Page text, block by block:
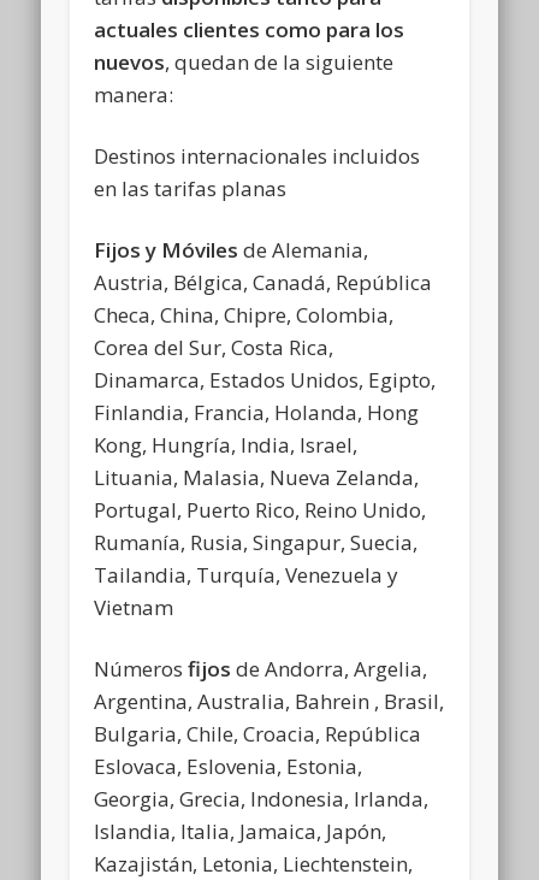
actuales clientes como para los
nuevos, quedan de la siguiente
manera:
Destinos internacionales incluidos
en las tarifas planas
Fijos y Móviles de Alemania,
Austria, Bélgica, Canadá, República
Checa, China, Chipre, Colombia,
Corea del Sur, Costa Rica,
Dinamarca, Estados Unidos, Egipto,
Finlandia, Francia, Holanda, Hong
Kong, Hungría, India, Israel,
Lituania, Malasia, Nueva Zelanda,
Portugal, Puerto Rico, Reino Unido,
Rumanía, Rusia, Singapur, Suecia,
Tailandia, Turquía, Venezuela y
Vietnam
Númerosfijos de Andorra, Argelia,
Argentina, Australia, Bahrein , Brasil,
Bulgaria, Chile, Croacia, República
Eslovaca, Eslovenia, Estonia,
Georgia, Grecia, Indonesia, Irlanda,
Islandia, Italia, Jamaica, Japón,
Kazajistán, Letonia, Liechtenstein,